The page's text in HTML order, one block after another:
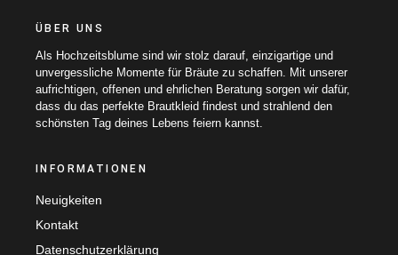
ÜBER UNS
Als Hochzeitsblume sind wir stolz darauf, einzigartige und
unvergessliche Momente für Bräute zu schaffen. Mit unserer
aufrichtigen, offenen und ehrlichen Beratung sorgen wir dafür,
dass du das perfekte Brautkleid findest und strahlend den
schönsten Tag deines Lebens feiern kannst.
INFORMATIONEN
Neuigkeiten
Kontakt
Datenschutzerklärung